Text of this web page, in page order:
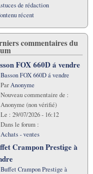
de rédaction
récent
commentaires du
FOX 660D á vendre
Basson FOX 660D á vendre
ParAnonyme
Nouveau commentaire de :
Anonyme (non vérifié)
Le : 29/07/2026 - 16:12
Dans le forum :
Achats - ventes
Crampon Prestige à
Buffet Crampon Prestige à